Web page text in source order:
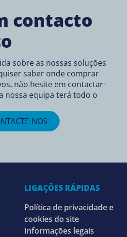
contacto
sobre as nossas soluções
saber onde comprar
não hesite em contactar-
nossa equipa terá todo o
NOS
LIGAÇÕES RÁPIDAS
Política de privacidade e
cookies do site
Informações legais